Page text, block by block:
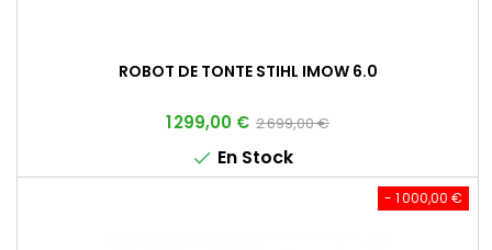
ROBOT DE TONTE STIHL IMOW 6.0
Prix
1 299,00 € Prix
de
base
2 699,00 €
 En Stock
- 1 000,00 €